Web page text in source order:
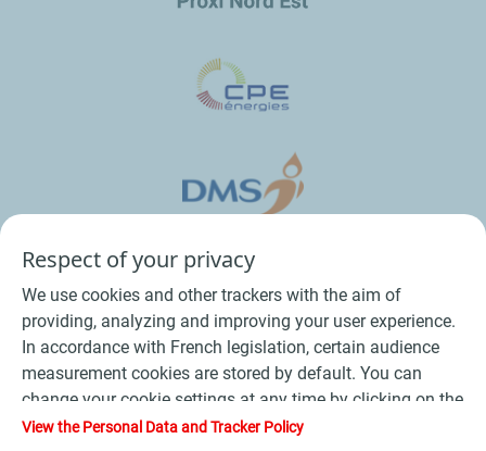
Conditions Générales de Vente Bois
Respect of your privacy
We use cookies and other trackers with the aim of
providing, analyzing and improving your user experience.
In accordance with French legislation, certain audience
measurement cookies are stored by default. You can
change your cookie settings at any time by clicking on the
"Manage my cookies" button. By clicking on the "Accept"
View the Personal Data and Tracker Policy